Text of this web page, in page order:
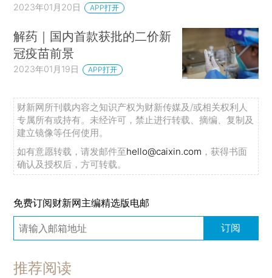
2023年01月20日 APP打开
解药｜国内首款获批的二价新
冠疫苗前景
2023年01月19日 APP打开
财新网所刊载内容之知识产权为财新传媒及/或相关权利人
专属所有或持有。未经许可，禁止进行转载、摘编、复制及
建立镜像等任何使用。
如有意愿转载，请发邮件至hello@caixin.com ，获得书面
确认及授权后，方可转载。
免费订阅财新网主编精选版电邮
订阅
推荐阅读